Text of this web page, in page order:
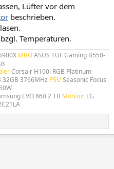
Lüfter vor dem
beschrieben.
Temperaturen.
MBOASUS TUF Gaming B550-
Corsair H100i RGB Platinum
3766MHz PSU Seasonic Focus
EVO 860 2 TB MonitorLG